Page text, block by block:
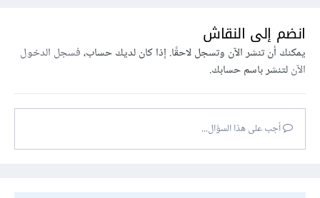
انضم إلى النقاش
يمكنك أن تنشر الآن وتسجل لاحقًا. إذا كان لديك حساب،فسجل الدخول
الآنلتنشر باسم حسابك.
أجب على هذا السؤال...